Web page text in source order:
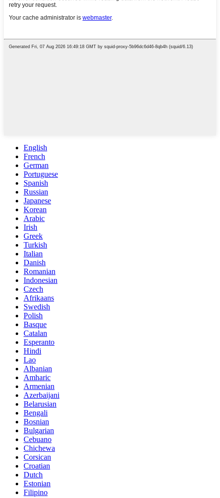
English
French
German
Portuguese
Spanish
Russian
Japanese
Korean
Arabic
Irish
Greek
Turkish
Italian
Danish
Romanian
Indonesian
Czech
Afrikaans
Swedish
Polish
Basque
Catalan
Esperanto
Hindi
Lao
Albanian
Amharic
Armenian
Azerbaijani
Belarusian
Bengali
Bosnian
Bulgarian
Cebuano
Chichewa
Corsican
Croatian
Dutch
Estonian
Filipino